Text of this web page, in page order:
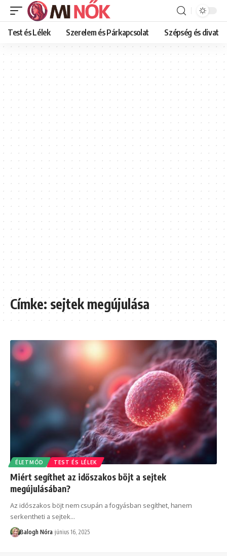
Test és Lélek Szerelem és Párkapcsolat Szépség és divat
Címke:sejtek megújulása
ÉLETMÓD TEST ÉS LÉLEK
Miért segíthet az időszakos böjt a sejtek
megújulásában?
Az időszakos böjt nem csupán a fogyásban segíthet, hanem
serkentheti a sejtek…
Balogh Nóra június 16, 2025